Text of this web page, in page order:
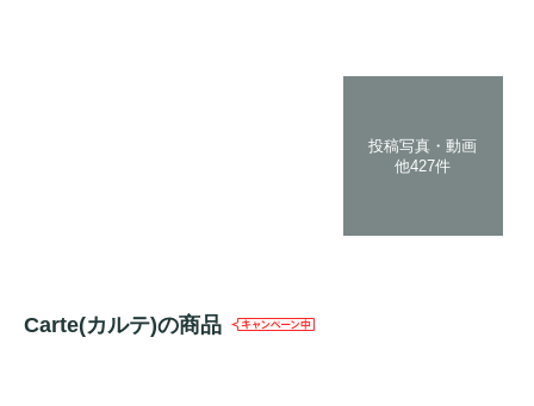
投稿写真・動画
他427件
Carte(カルテ)の商品